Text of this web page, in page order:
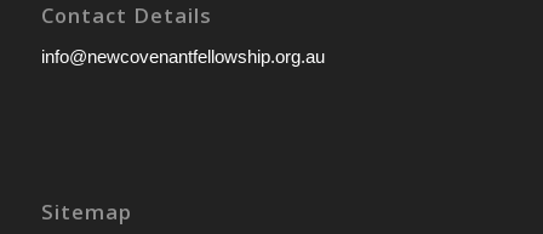
Contact Details
info@newcovenantfellowship.org.au
Sitemap